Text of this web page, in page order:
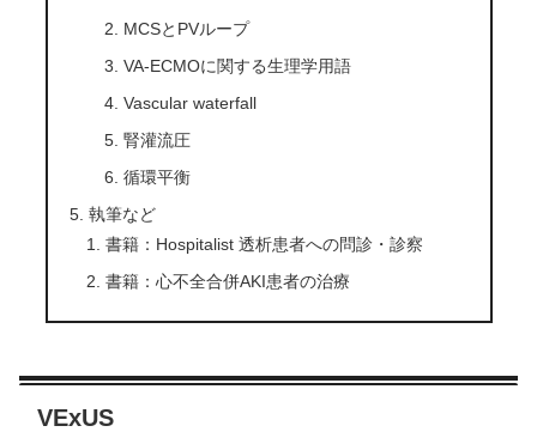
MCSとPVループ
VA-ECMOに関する生理学用語
Vascular waterfall
腎灌流圧
循環平衡
執筆など
書籍：Hospitalist 透析患者への問診・診察
書籍：心不全合併AKI患者の治療
VExUS